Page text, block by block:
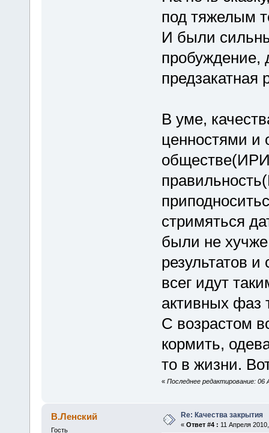
под тяжелым
И были
пробуждение,
предзакатная
В уме,
ценностями и
стримяться
были не
результатов
всег идут
активных фаз
С возрастом
кормить,
то в жизни.
« Последнее редактирование: 06
В.Ленский
Гость
Re: Качества закрытия
« Ответ #4 : 11 Апреля